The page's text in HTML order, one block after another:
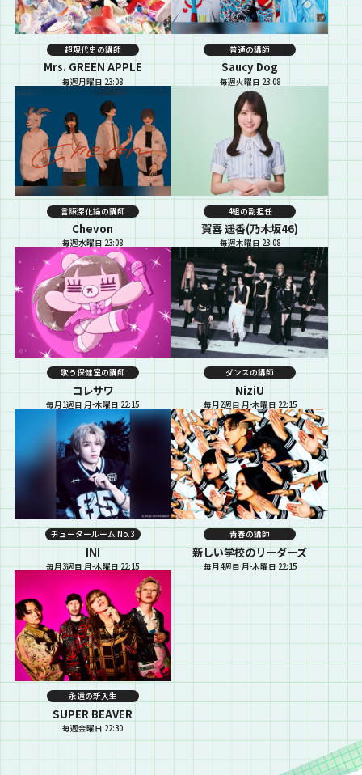
超現代史の講師
Mrs. GREEN APPLE
毎週月曜日 23:08
普通の講師
Saucy Dog
毎週火曜日 23:08
言語深化論の講師
Chevon
毎週水曜日 23:08
4組の副担任
賀喜 遥香(乃木坂46)
毎週木曜日 23:08
歌う保健室の講師
コレサワ
毎月1週目 月-木曜日 22:15
ダンスの講師
NiziU
毎月2週目 月-木曜日 22:15
チュータールーム No.3
INI
毎月3週目 月-木曜日 22:15
青春の講師
新しい学校のリーダーズ
毎月4週目 月-木曜日 22:15
永遠の新入生
SUPER BEAVER
毎週金曜日 22:30